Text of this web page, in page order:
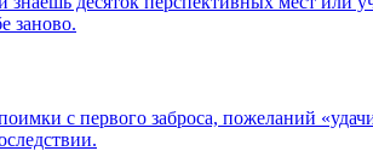
заново.
с первого заброса, пожеланий